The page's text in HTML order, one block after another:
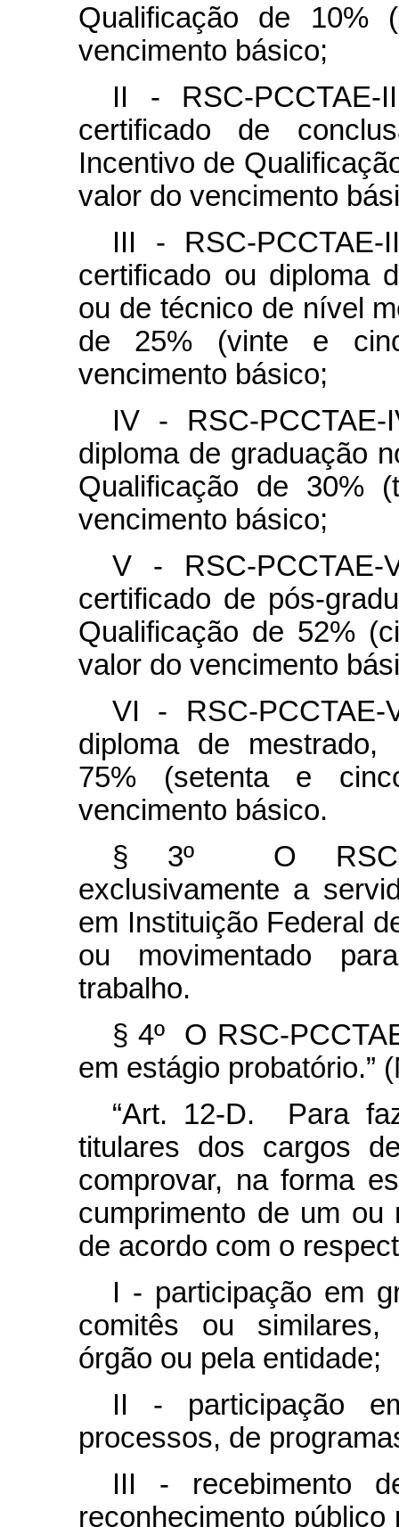
Qualificação de 10%
vencimento básico;
II - RSC-
certificado de
Incentivo de
valor do vencimento
III - RSC-
certificado ou diploma
ou de técnico de nível
de 25% (vinte e
vencimento básico;
IV - RSC-
diploma de graduação
Qualificação de 30%
vencimento básico;
V - RSC-
certificado de pós-
Qualificação de 52%
valor do vencimento
VI - RSC-
diploma de mestrado,
75% (setenta e
vencimento básico.
§ 3º O RSC-
exclusivamente a
em Instituição Federal
ou movimentado
trabalho.
§ 4º O RSC-
em estágio probatório.”
“Art. 12-D. Para
titulares dos cargos
comprovar, na forma
cumprimento de um ou
de acordo com o
I - participação em
comitês ou similares,
órgão ou pela entidade;
II - participação
processos, de
III - recebimento
reconhecimento